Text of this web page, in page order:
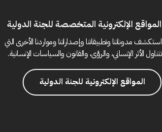
المواقع الإلكترونية المتخصصة للجنة الدولية
استكشف مدوناتنا وتطبيقاتنا وإصداراتنا ومواردنا الأخرى التي
تتناول الأثر الإنساني، والرؤى، والقانون والسياسات الإنسانية.
المواقع الإلكترونية للجنة الدولية